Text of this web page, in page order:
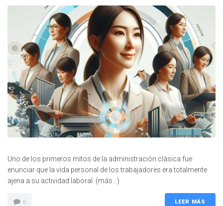
Uno de los primeros mitos de la administración clásica fue
enunciar que la vida personal de los trabajadores era totalmente
ajena a su actividad laboral. (más…)
0 LEER MÁS